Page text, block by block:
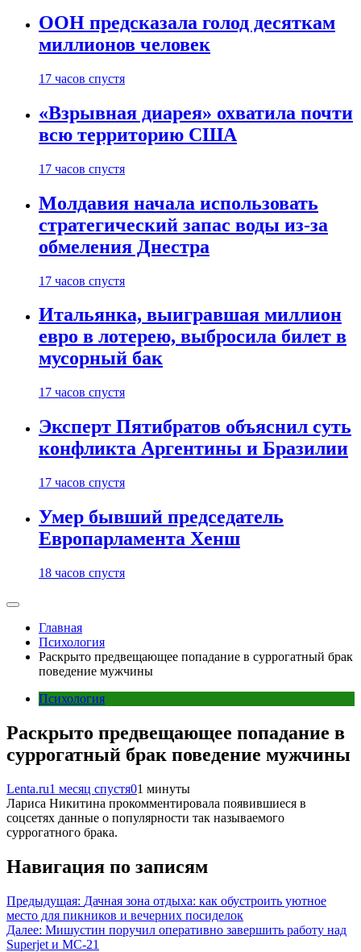
ООН предсказала голод десяткам
миллионов человек
17 часов спустя
«Взрывная диарея» охватила почти
всю территорию США
17 часов спустя
Молдавия начала использовать
стратегический запас воды из-за
обмеления Днестра
17 часов спустя
Итальянка, выигравшая миллион
евро в лотерею, выбросила билет в
мусорный бак
17 часов спустя
Эксперт Пятибратов объяснил суть
конфликта Аргентины и Бразилии
17 часов спустя
Умер бывший председатель
Европарламента Хенш
18 часов спустя
Главная
Психология
Раскрыто предвещающее попадание в суррогатный брак
поведение мужчины
Психология
Раскрыто предвещающее попадание в
суррогатный брак поведение мужчины
Lenta.ru1 месяц спустя01 минуты
Лариса Никитина прокомментировала появившиеся в
соцсетях данные о популярности так называемого
суррогатного брака.
Навигация по записям
Предыдущая: Дачная зона отдыха: как обустроить уютное
место для пикников и вечерних посиделок
Далее: Мишустин поручил оперативно завершить работу над
Superjet и МС-21